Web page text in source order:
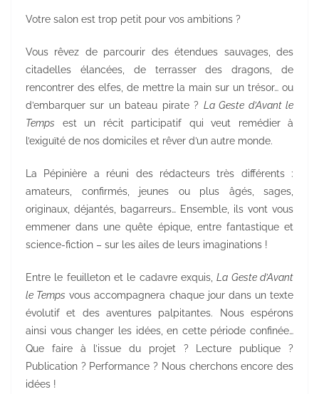
Votre salon est trop petit pour vos ambitions ?
Vous rêvez de parcourir des étendues sauvages, des
citadelles élancées, de terrasser des dragons, de
rencontrer des elfes, de mettre la main sur un trésor… ou
d’embarquer sur un bateau pirate ? La Geste d’Avant le
Temps est un récit participatif qui veut remédier à
l’exiguïté de nos domiciles et rêver d’un autre monde.
La Pépinière a réuni des rédacteurs très différents :
amateurs, confirmés, jeunes ou plus âgés, sages,
originaux, déjantés, bagarreurs… Ensemble, ils vont vous
emmener dans une quête épique, entre fantastique et
science-fiction – sur les ailes de leurs imaginations !
Entre le feuilleton et le cadavre exquis,La Geste d’Avant
le Temps vous accompagnera chaque jour dans un texte
évolutif et des aventures palpitantes. Nous espérons
ainsi vous changer les idées, en cette période confinée…
Que faire à l’issue du projet ? Lecture publique ?
Publication ? Performance ? Nous cherchons encore des
idées !